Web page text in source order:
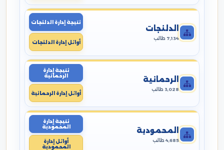
الدلنجات
7,134 طالب
نتيجة إدارة الدلنجات
أوائل إدارة الدلنجات
الرحمانية
3,028 طالب
نتيجة إدارة
الرحمانية
أوائل إدارة الرحمانية
المحمودية
4,685 طالب
نتيجة إدارة
المحمودية
أوائل إدارة
المحمودية